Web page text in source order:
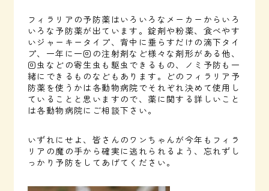
フィラリアの予防薬はいろいろなメーカーからいろ
いろな予防薬が出ています。錠剤や粉薬、食べやす
いジャーキータイプ、背中に垂らすだけの滴下タイ
プ、一年に一回の注射剤など様々な剤形がある他、
回虫などの寄生虫も駆虫できるもの、ノミ予防も一
緒にできるものなどもあります。どのフィラリア予
防薬を使うかは各動物病院でそれぞれ決めて使用し
ていることと思いますので、薬に関する詳しいこと
は各動物病院にご相談下さい。
いずれにせよ、皆さんのワンちゃんが今年もフィラ
リアの魔の手から確実に逃れられるよう、忘れずし
っかり予防をしてあげてください。